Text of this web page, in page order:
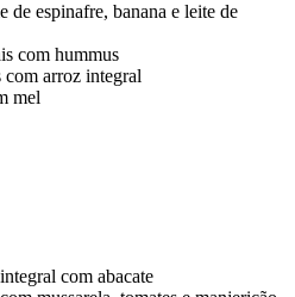
de espinafre, banana e leite de
com hummus
arroz integral
mel
com abacate